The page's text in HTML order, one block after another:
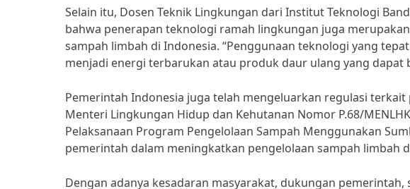
Selain itu, Dosen Teknik Lingkungan dari Institut Teknologi
bahwa penerapan teknologi ramah lingkungan juga
sampah limbah di Indonesia. “Penggunaan teknologi yang
menjadi energi terbarukan atau produk daur ulang yang dapat
Pemerintah Indonesia juga telah mengeluarkan regulasi
Menteri Lingkungan Hidup dan Kehutanan Nomor P.68/
Pelaksanaan Program Pengelolaan Sampah Menggunakan
pemerintah dalam meningkatkan pengelolaan sampah limbah
Dengan adanya kesadaran masyarakat, dukungan